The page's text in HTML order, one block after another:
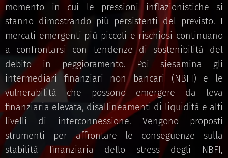
momento in cui le pressioni inflazionistiche si
stanno dimostrando più persistenti del previsto. I
mercati emergenti più piccoli e rischiosi continuano
a confrontarsi con tendenze di sostenibilità del
debito in peggioramento. Poi siesamina gli
intermediari finanziari non bancari (NBFI) e le
vulnerabilità che possono emergere da leva
finanziaria elevata, disallineamenti di liquidità e alti
livelli di interconnessione. Vengono proposti
strumenti per affrontare le conseguenze sulla
stabilità finanziaria dello stress degli NBFI,